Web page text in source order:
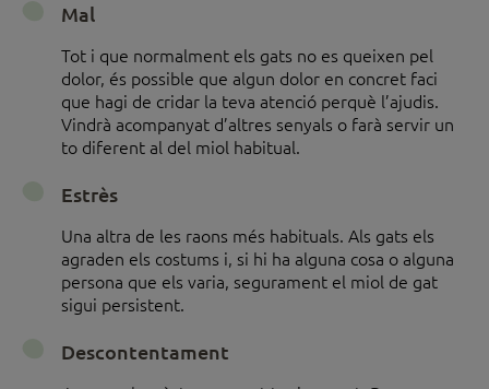
Mal
Tot i que normalment els gats no es queixen pel
dolor, és possible que algun dolor en concret faci
que hagi de cridar la teva atenció perquè l’ajudis.
Vindrà acompanyat d’altres senyals o farà servir un
to diferent al del miol habitual.
Estrès
Una altra de les raons més habituals. Als gats els
agraden els costums i, si hi ha alguna cosa o alguna
persona que els varia, segurament el miol de gat
sigui persistent.
Descontentament